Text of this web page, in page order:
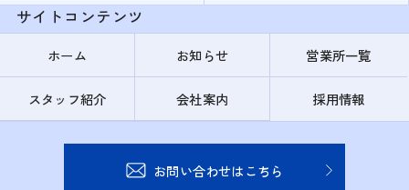
サイトコンテンツ
ホーム お知らせ 営業所一覧
スタッフ紹介 会社案内 採用情報
お問い合わせはこちら